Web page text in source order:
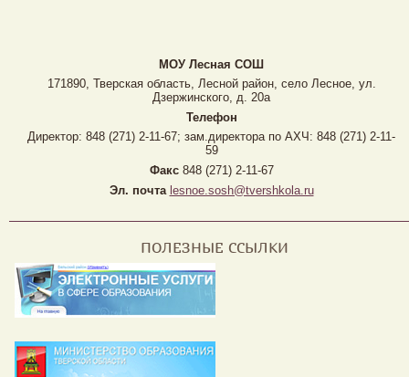
МОУ Лесная CОШ
171890, Тверская область, Лесной район, село Лесное, ул.
Дзержинского, д. 20а
Телефон
Директор: 848 (271) 2-11-67; зам.директора по АХЧ: 848 (271) 2-11-
59
Факс848 (271) 2-11-67
Эл. почта lesnoe.sosh@tvershkola.ru
ПОЛЕЗНЫЕ ССЫЛКИ